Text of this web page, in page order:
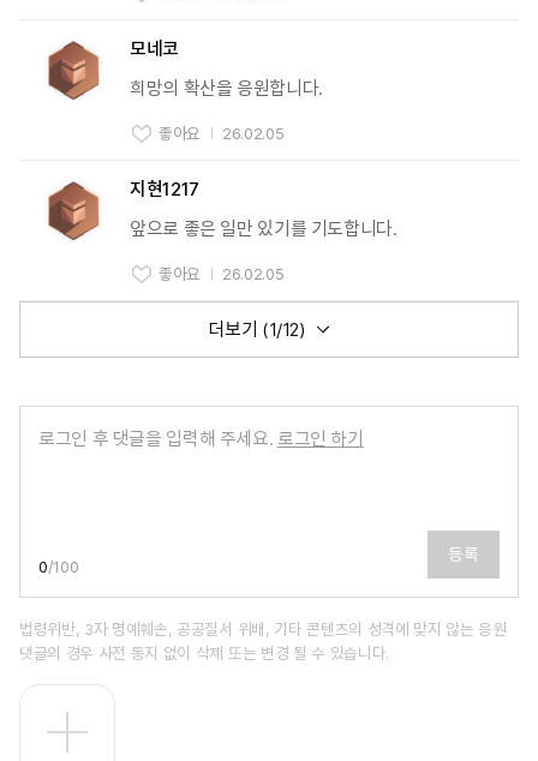
모네코
희망의 확산을 응원합니다.
좋아요 26.02.05
지현1217
앞으로 좋은 일만 있기를 기도합니다.
좋아요 26.02.05
더보기 (1/12)
로그인 후 댓글을 입력해 주세요. 로그인 하기
0/100
등록
법령위반, 3자 명예훼손, 공공질서 위배, 기타 콘텐츠의 성격에 맞지 않는 응원
댓글의 경우 사전 통지 없이 삭제 또는 변경 될 수 있습니다.